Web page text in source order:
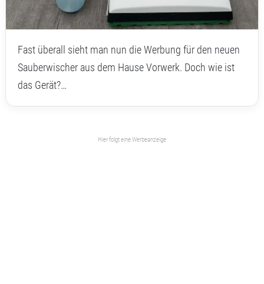
Fast überall sieht man nun die Werbung für den neuen
Sauberwischer aus dem Hause Vorwerk. Doch wie ist
das Gerät?…
Hier folgt eine Werbeanzeige